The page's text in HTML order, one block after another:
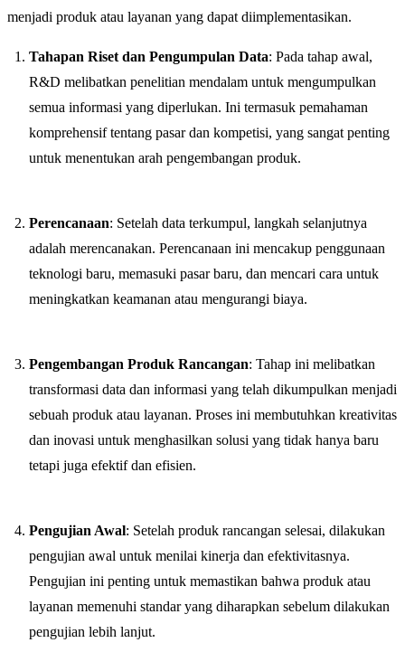
menjadi produk atau layanan yang dapat diimplementasikan.
Tahapan Riset dan Pengumpulan Data: Pada tahap awal,
R&D melibatkan penelitian mendalam untuk mengumpulkan
semua informasi yang diperlukan. Ini termasuk pemahaman
komprehensif tentang pasar dan kompetisi, yang sangat penting
untuk menentukan arah pengembangan produk.
Perencanaan: Setelah data terkumpul, langkah selanjutnya
adalah merencanakan. Perencanaan ini mencakup penggunaan
teknologi baru, memasuki pasar baru, dan mencari cara untuk
meningkatkan keamanan atau mengurangi biaya.
Pengembangan Produk Rancangan: Tahap ini melibatkan
transformasi data dan informasi yang telah dikumpulkan menjadi
sebuah produk atau layanan. Proses ini membutuhkan kreativitas
dan inovasi untuk menghasilkan solusi yang tidak hanya baru
tetapi juga efektif dan efisien.
Pengujian Awal: Setelah produk rancangan selesai, dilakukan
pengujian awal untuk menilai kinerja dan efektivitasnya.
Pengujian ini penting untuk memastikan bahwa produk atau
layanan memenuhi standar yang diharapkan sebelum dilakukan
pengujian lebih lanjut.